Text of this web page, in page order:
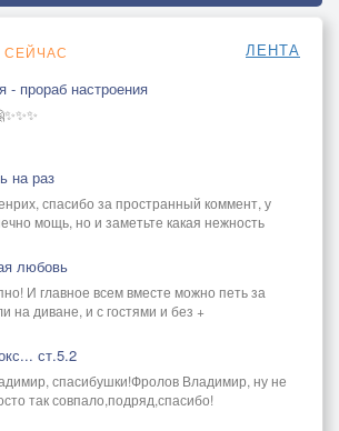
ЛЕНТА
- прораб настроения
на раз
спасибо за пространный коммент, у
мощь, но и заметьте какая нежность
любовь
И главное всем вместе можно петь за
на диване, и с гостями и без +
ст.5.2
спасибушки!Фролов Владимир, ну не
так совпало,подряд,спасибо!